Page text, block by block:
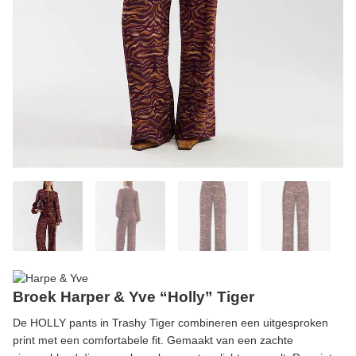
Broek Harper & Yve “Holly” Tiger
De HOLLY pants in Trashy Tiger combineren een uitgesproken
print met een comfortabele fit. Gemaakt van een zachte